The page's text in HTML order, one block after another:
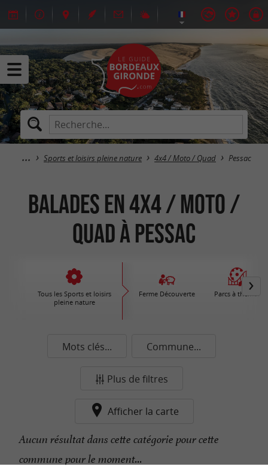
Sports et loisirs pleine nature 4x4 / Moto / Quad Pessac
Balades en 4x4 / Moto /
Quad à Pessac
Tous les Sports et loisirs
pleine nature
Ferme Découverte Parcs à thèmes
Mots clés... Commune...
Plus de filtres
Afficher la carte
Aucun résultat dans cette catégorie pour cette
commune pour le moment...